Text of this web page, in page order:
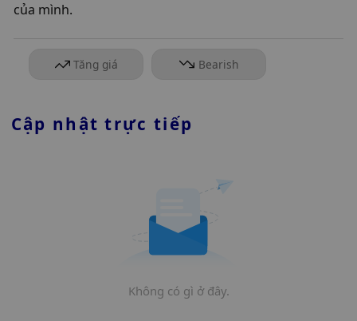
của mình.
Tăng giá Bearish
Cập nhật trực tiếp
Không có gì ở đây.